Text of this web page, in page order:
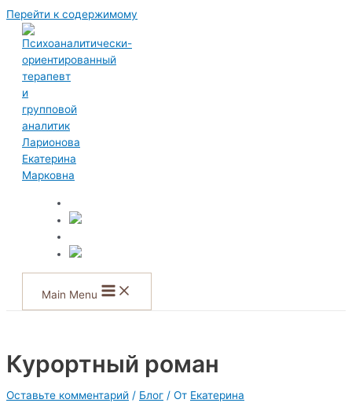
Перейти к содержимому
Main Menu
Курортный роман
Оставьте комментарий / Блог / От Екатерина